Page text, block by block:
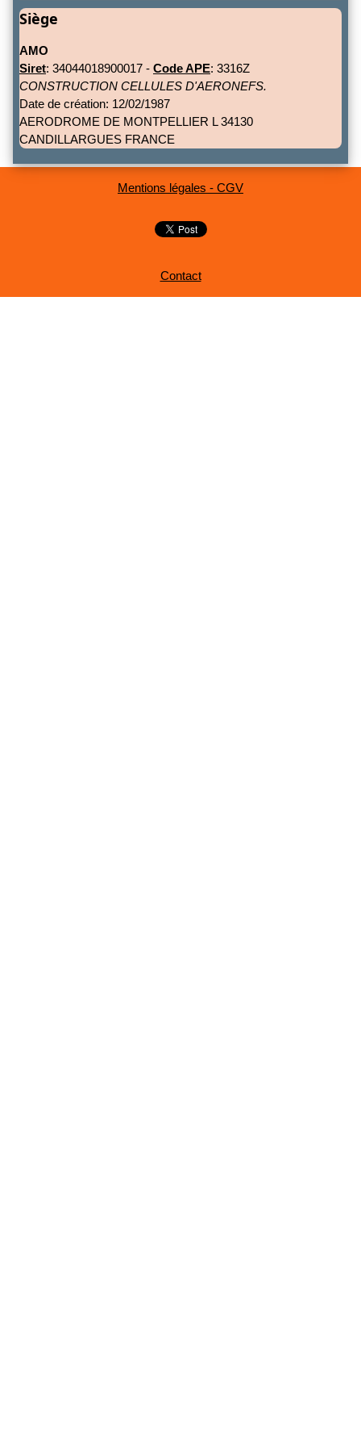
Siège
AMO
Siret: 34044018900017 - Code APE: 3316Z
CONSTRUCTION CELLULES D'AERONEFS.
Date de création: 12/02/1987
AERODROME DE MONTPELLIER L 34130
CANDILLARGUES FRANCE
Mentions légales - CGV
Contact